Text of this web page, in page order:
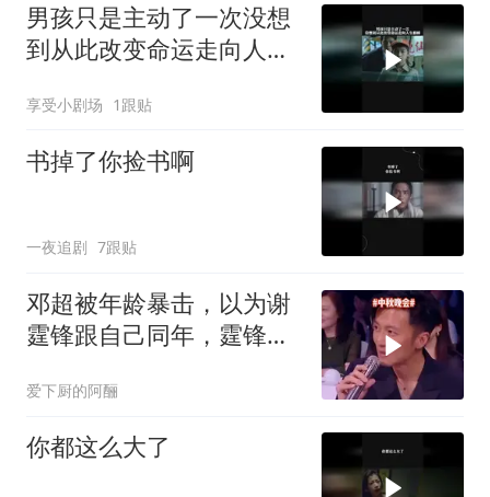
男孩只是主动了一次没想
到从此改变命运走向人生
享受小剧场 1跟贴
书掉了你捡书啊
一夜追剧 7跟贴
邓超被年龄暴击，以为谢
霆锋跟自己同年，霆锋：
爱下厨的阿酾
你都这么大了